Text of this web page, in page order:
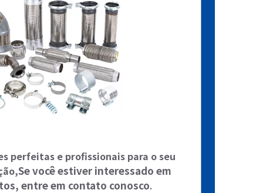
perfeitas e profissionais para o seu
Se você estiver interessado em
entre em contato conosco.